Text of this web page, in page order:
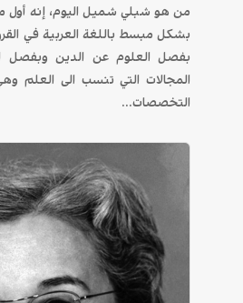
من هو شبلي شميل اليوم، إنه أول
بشكل مبسط باللغة العربية في
بفصل العلوم عن الدين وبفصل
المجالات التي تنسب الى العلم
التخصصات...